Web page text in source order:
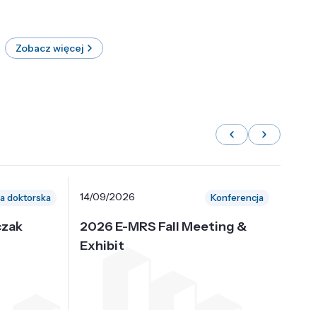
Zobacz więcej
doktorska 14/09/2026 Konferencja
2026 E-MRS Fall Meeting &
Exhibit